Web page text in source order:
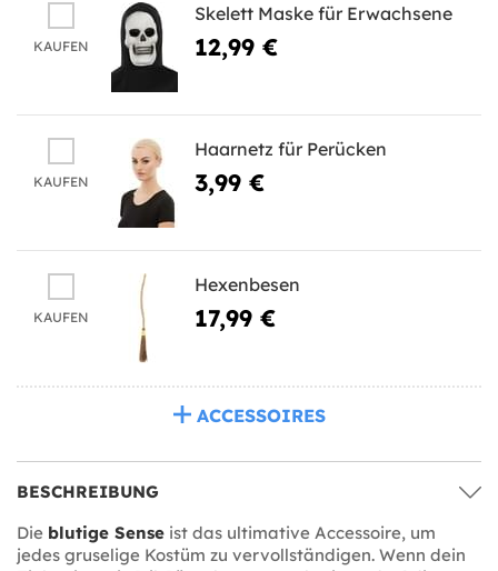
KAUFEN
Skelett Maske für Erwachsene
12,99 €
KAUFEN
Haarnetz für Perücken
3,99 €
KAUFEN
Hexenbesen
17,99 €
ACCESSOIRES
BESCHREIBUNG
Die blutige Sense ist das ultimative Accessoire, um
jedes gruselige Kostüm zu vervollständigen. Wenn dein